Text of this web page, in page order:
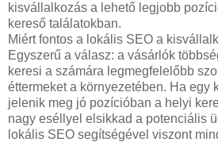
kisvállalkozás a lehető legjobb
kereső találatokban.
Miért fontos a lokális SEO a
Egyszerű a válasz: a vásárlók
keresi a számára legmegfelelőbb
éttermeket a környezetében. Ha egy
jelenik meg jó pozícióban a helyi
nagy eséllyel elsikkad a potenciális
lokális SEO segítségével viszont